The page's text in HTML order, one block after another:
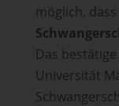
möglich,
Das
Universität